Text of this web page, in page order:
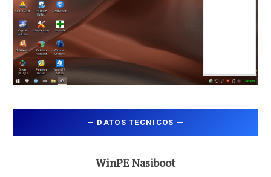
— DATOS TECNICOS —
WinPE Nasiboot